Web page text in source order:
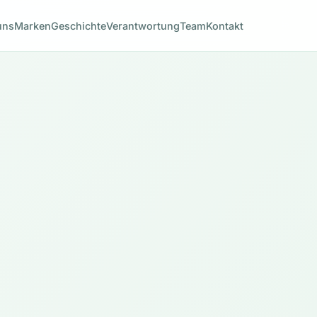
MarkenGeschichteVerantwortungTeamKontakt